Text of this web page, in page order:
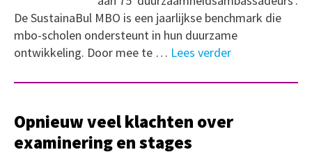
De SustainaBul MBO is een jaarlijkse benchmark die
mbo-scholen ondersteunt in hun duurzame
ontwikkeling. Door mee te … Lees verder
Opnieuw veel klachten over
examinering en stages